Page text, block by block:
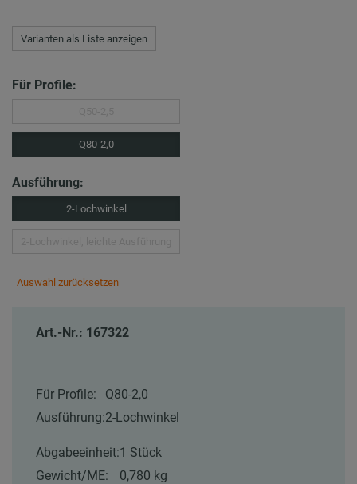
Varianten als Liste anzeigen
Für Profile:
Q80-2,0
Ausführung:
2-Lochwinkel
Auswahl zurücksetzen
Art.-Nr.: 167322
Für Profile:
Q80-2,0
Ausführung:2-Lochwinkel
Abgabeeinheit:1 Stück
Gewicht/ME:
0,780 kg